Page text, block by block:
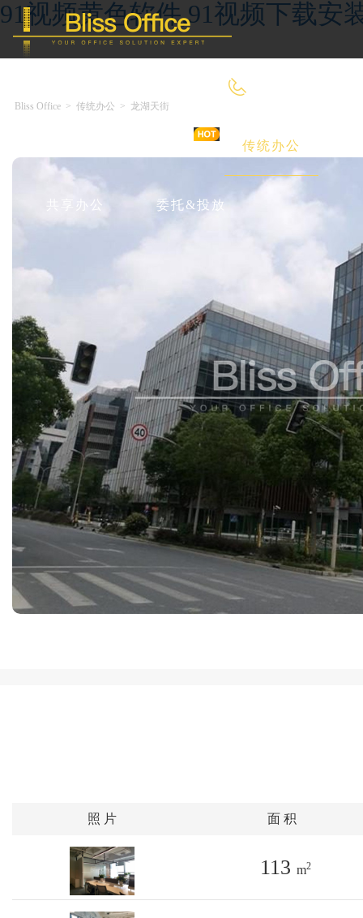
91视频黄色软件,91视频下载安
传统办公
共享办公 委托&投放
Bliss Office > 传统办公 > 龙湖天街
照 片 面 积
113 m2